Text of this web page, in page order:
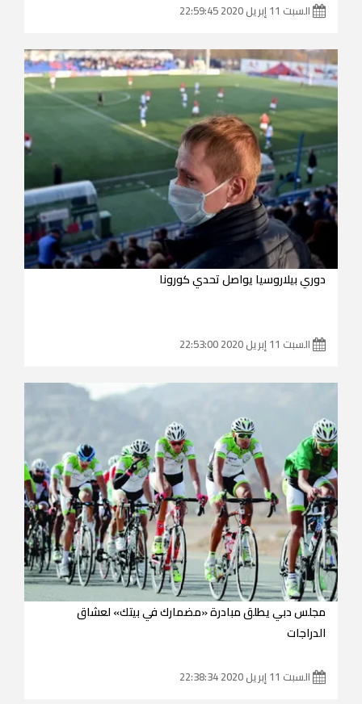
السبت 11 إبريل 2020 22:59:45
دوري بيلاروسيا يواصل تحدي كورونا
السبت 11 إبريل 2020 22:53:00
مجلس دبي يطلق مبادرة «مضمارك في بيتك» لعشاق
الدراجات
السبت 11 إبريل 2020 22:38:34